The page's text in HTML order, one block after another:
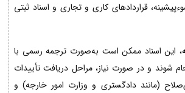
قراردادهای کاری و تجاری و اسناد ثبتی
این اسناد ممکن است به‌صورت ترجمه رسمی با
شوند و در صورت نیاز، مراحل دریافت تأییدات
(مانند دادگستری و وزارت امور خارجه) و